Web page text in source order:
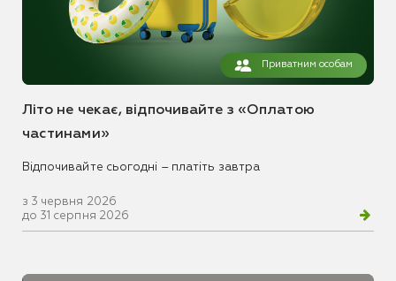
Приватним особам
Літо не чекає, відпочивайте з «Оплатою
частинами»
Відпочивайте сьогодні – платіть завтра
з 3 червня 2026
до 31 серпня 2026